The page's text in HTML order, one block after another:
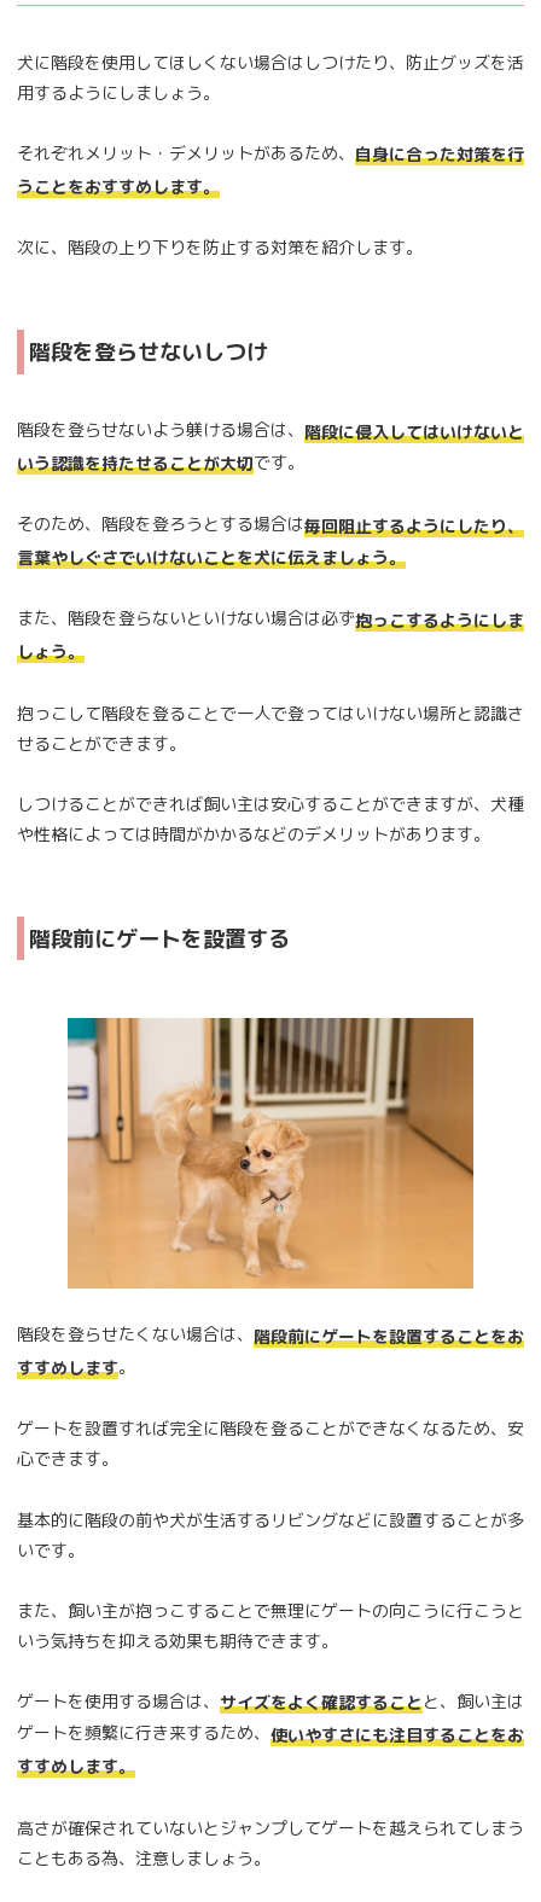
犬に階段を使用してほしくない場合はしつけたり、防止グッズを活
用するようにしましょう。
それぞれメリット・デメリットがあるため、 自身に合った対策を行
うことをおすすめします。
次に、階段の上り下りを防止する対策を紹介します。
階段を登らせないしつけ
階段を登らせないよう躾ける場合は、 階段に侵入してはいけないと
いう認識を持たせることが大切です。
そのため、階段を登ろうとする場合は毎回阻止するようにしたり、
言葉やしぐさでいけないことを犬に伝えましょう。
また、階段を登らないといけない場合は必ず抱っこするようにしま
しょう。
抱っこして階段を登ることで一人で登ってはいけない場所と認識さ
せることができます。
しつけることができれば飼い主は安心することができますが、犬種
や性格によっては時間がかかるなどのデメリットがあります。
階段前にゲートを設置する
階段を登らせたくない場合は、 階段前にゲートを設置することをお
すすめします。
ゲートを設置すれば完全に階段を登ることができなくなるため、安
心できます。
基本的に階段の前や犬が生活するリビングなどに設置することが多
いです。
また、飼い主が抱っこすることで無理にゲートの向こうに行こうと
いう気持ちを抑える効果も期待できます。
ゲートを使用する場合は、 サイズをよく確認することと、飼い主は
ゲートを頻繁に行き来するため、 使いやすさにも注目することをお
すすめします。
高さが確保されていないとジャンプしてゲートを越えられてしまう
こともある為、注意しましょう。